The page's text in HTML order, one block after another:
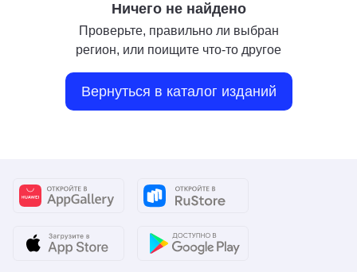
Ничего не найдено
Проверьте, правильно ли выбран
регион, или поищите что-то другое
Вернуться в каталог изданий